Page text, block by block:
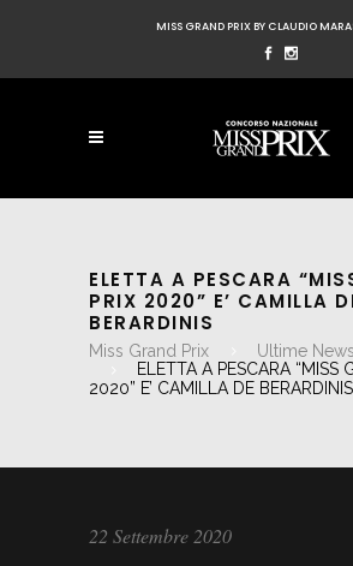
MISS GRAND PRIX BY CLAUDIO
ELETTA A PESCARA
PRIX 2020” E’ CAMILLA
BERARDINIS
Miss Grand Prix
Ultime News
ELETTA A PESCARA “MISS
2020” E’ CAMILLA DE BERARDINIS
22 Settembre 2020